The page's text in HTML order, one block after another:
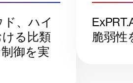
、ハイ
る比類
御を実
脆弱性